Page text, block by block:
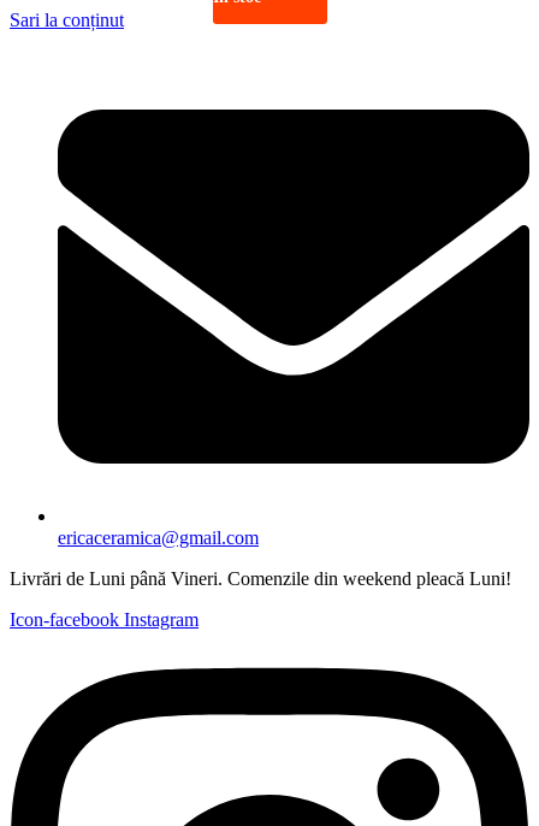
Sari la conținut
ericaceramica@gmail.com
Livrări de Luni până Vineri. Comenzile din weekend pleacă Luni!
Icon-facebook Instagram